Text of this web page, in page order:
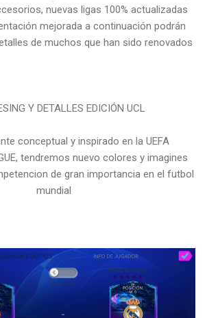
nuevas ligas 100% actualizadas
mejorada a continuación podrán
de muchos que han sido renovados
Y DETALLES EDICIÓN UCL
conceptual y inspirado en la UEFA
tendremos nuevo colores y imagines
de gran importancia en el futbol
mundial